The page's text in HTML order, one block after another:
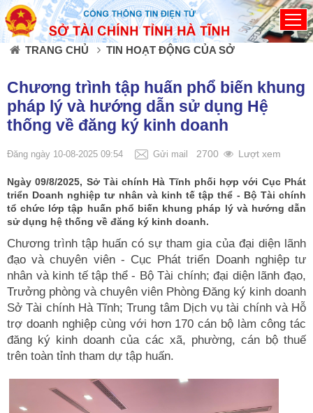
TRANG CHỦ TIN HOẠT ĐỘNG CỦA SỞ
Chương trình tập huấn phổ biến khung
pháp lý và hướng dẫn sử dụng Hệ
thống về đăng ký kinh doanh
Đăng ngày 10-08-2025 09:54 Gửi mail 2700 Lượt xem
Ngày 09/8/2025, Sở Tài chính Hà Tĩnh phối hợp với Cục Phát
triển Doanh nghiệp tư nhân và kinh tế tập thể - Bộ Tài chính
tổ chức lớp tập huấn phổ biến khung pháp lý và hướng dẫn
sử dụng hệ thống về đăng ký kinh doanh.
Chương trình tập huấn có sự tham gia của đại diện lãnh
đạo và chuyên viên - Cục Phát triển Doanh nghiệp tư
nhân và kinh tế tập thể - Bộ Tài chính; đại diện lãnh đạo,
Trưởng phòng và chuyên viên Phòng Đăng ký kinh doanh
Sở Tài chính Hà Tĩnh; Trung tâm Dịch vụ tài chính và Hỗ
trợ doanh nghiệp cùng với hơn 170 cán bộ làm công tác
đăng ký kinh doanh của các xã, phường, cán bộ thuế
trên toàn tỉnh tham dự tập huấn.
Đã kết nối EMC